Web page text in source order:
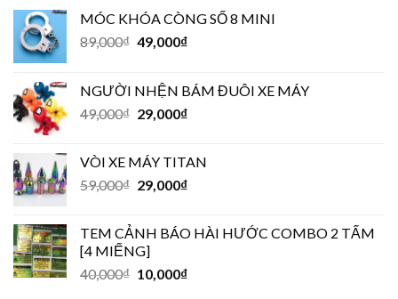
MÓC KHÓA CÒNG SỐ 8 MINI
89,000₫ 49,000₫
NGƯỜI NHỆN BÁM ĐUÔI XE MÁY
49,000₫ 29,000₫
VÒI XE MÁY TITAN
59,000₫ 29,000₫
TEM CẢNH BÁO HÀI HƯỚC COMBO 2 TẤM
[4 MIẾNG]
40,000₫ 10,000₫